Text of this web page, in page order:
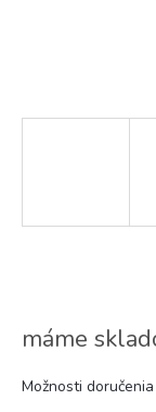
máme
Možnosti doručenia